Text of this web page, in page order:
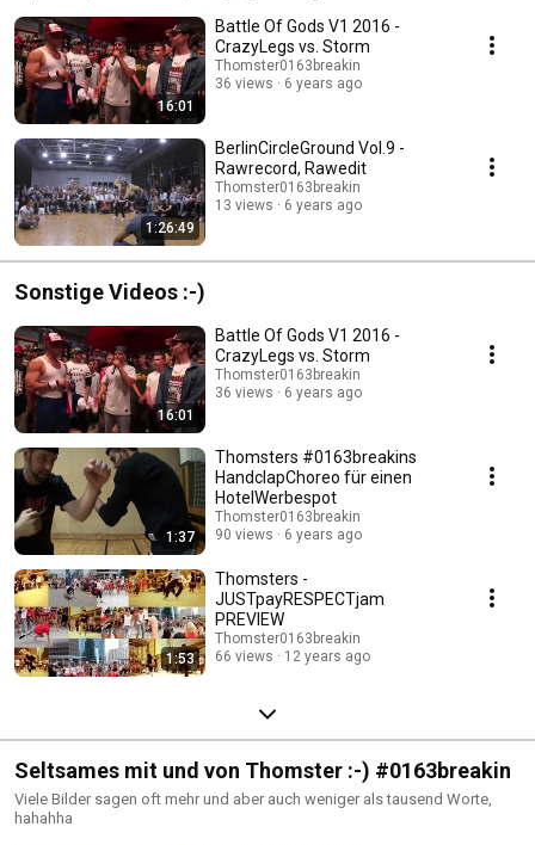
16:01
Battle Of Gods V1 2016 -
CrazyLegs vs. Storm
Thomster0163breakin
36 views
6 years ago
1:26:49
BerlinCircleGround Vol.9 -
Rawrecord, Rawedit
Thomster0163breakin
13 views
6 years ago
Sonstige Videos :-)
16:01
Battle Of Gods V1 2016 -
CrazyLegs vs. Storm
Thomster0163breakin
36 views
6 years ago
1:37
Thomsters #0163breakins
HandclapChoreo für einen
HotelWerbespot
Thomster0163breakin
90 views
6 years ago
1:53
Thomsters -
JUSTpayRESPECTjam
PREVIEW
Thomster0163breakin
66 views
12 years ago
Seltsames mit und von Thomster :-) #0163breakin
Viele Bilder sagen oft mehr und aber auch weniger als tausend Worte,
hahahha